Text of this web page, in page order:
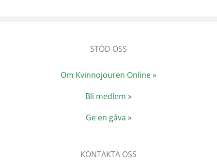
STÖD OSS
Om Kvinnojouren Online »
Bli medlem »
Ge en gåva »
KONTAKTA OSS